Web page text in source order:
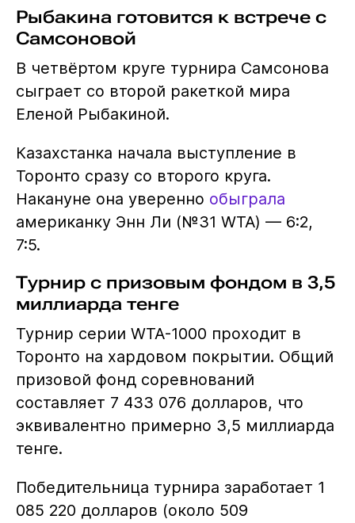
Рыбакина готовится к встрече с
Самсоновой
В четвёртом круге турнира Самсонова
сыграет со второй ракеткой мира
Еленой Рыбакиной.
Казахстанка начала выступление в
Торонто сразу со второго круга.
Накануне она уверенно обыграла
американку Энн Ли (№31 WTA) — 6:2,
7:5.
Турнир с призовым фондом в 3,5
миллиарда тенге
Турнир серии WTA-1000 проходит в
Торонто на хардовом покрытии. Общий
призовой фонд соревнований
составляет 7 433 076 долларов, что
эквивалентно примерно 3,5 миллиарда
тенге.
Победительница турнира заработает 1
085 220 долларов (около 509